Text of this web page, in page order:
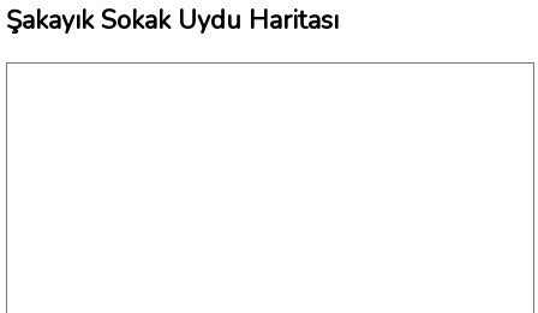
Şakayık Sokak Uydu Haritası